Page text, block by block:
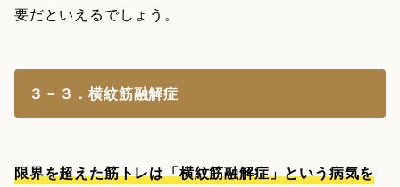
要だといえるでしょう。
３－３．横紋筋融解症
限界を超えた筋トレは「横紋筋融解症」という病気を